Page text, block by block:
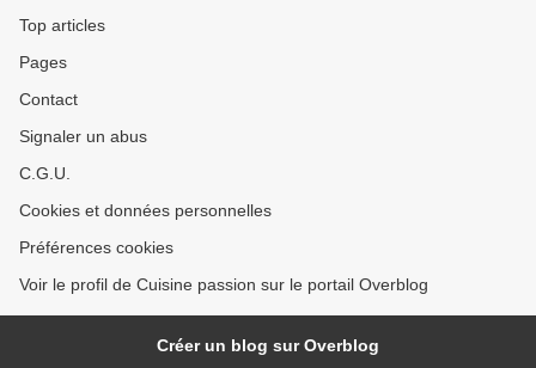
Top articles
Pages
Contact
Signaler un abus
C.G.U.
Cookies et données personnelles
Préférences cookies
Voir le profil de Cuisine passion sur le portail Overblog
Créer un blog sur Overblog